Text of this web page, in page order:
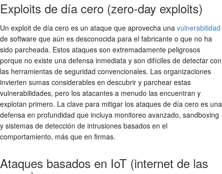
Exploits de día cero (zero-day exploits)
Un exploit de día cero es un ataque que aprovecha una vulnerabilidad
de software que aún es desconocida para el fabricante o que no ha
sido parcheada. Estos ataques son extremadamente peligrosos
porque no existe una defensa inmediata y son difíciles de detectar con
las herramientas de seguridad convencionales. Las organizaciones
invierten sumas considerables en descubrir y parchear estas
vulnerabilidades, pero los atacantes a menudo las encuentran y
explotan primero. La clave para mitigar los ataques de día cero es una
defensa en profundidad que incluya monitoreo avanzado, sandboxing
y sistemas de detección de intrusiones basados en el
comportamiento, más que en firmas.
Ataques basados en IoT (internet de las